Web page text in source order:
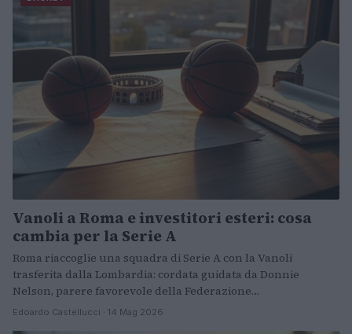
Vanoli a Roma e investitori esteri: cosa
cambia per la Serie A
Roma riaccoglie una squadra di Serie A con la Vanoli
trasferita dalla Lombardia: cordata guidata da Donnie
Nelson, parere favorevole della Federazione…
Edoardo Castellucci · 14 Mag 2026